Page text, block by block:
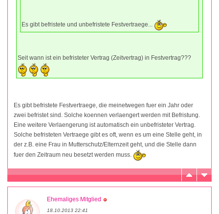
Es gibt befristete und unbefristete Festvertraege...
Seit wann ist ein befristeter Vertrag (Zeitvertrag) in Festvertrag???
Es gibt befristete Festvertraege, die meinetwegen fuer ein Jahr oder
zwei befristet sind. Solche koennen verlaengert werden mit Befristung.
Eine weitere Verlaengerung ist automatisch ein unbefristeter Vertrag.
Solche befristeten Vertraege gibt es oft, wenn es um eine Stelle geht, in
der z.B. eine Frau in Mutterschutz/Elternzeit geht, und die Stelle dann
fuer den Zeitraum neu besetzt werden muss.
Ehemaliges Mitglied
18.10.2013 22:41